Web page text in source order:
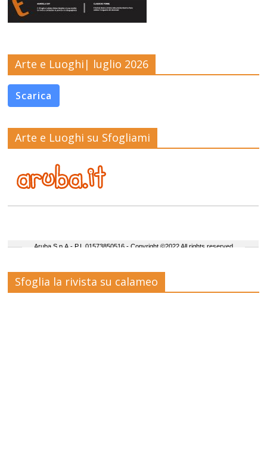
Arte e Luoghi| luglio 2026
Scarica
Arte e Luoghi su Sfogliami
Sfoglia la rivista su calameo